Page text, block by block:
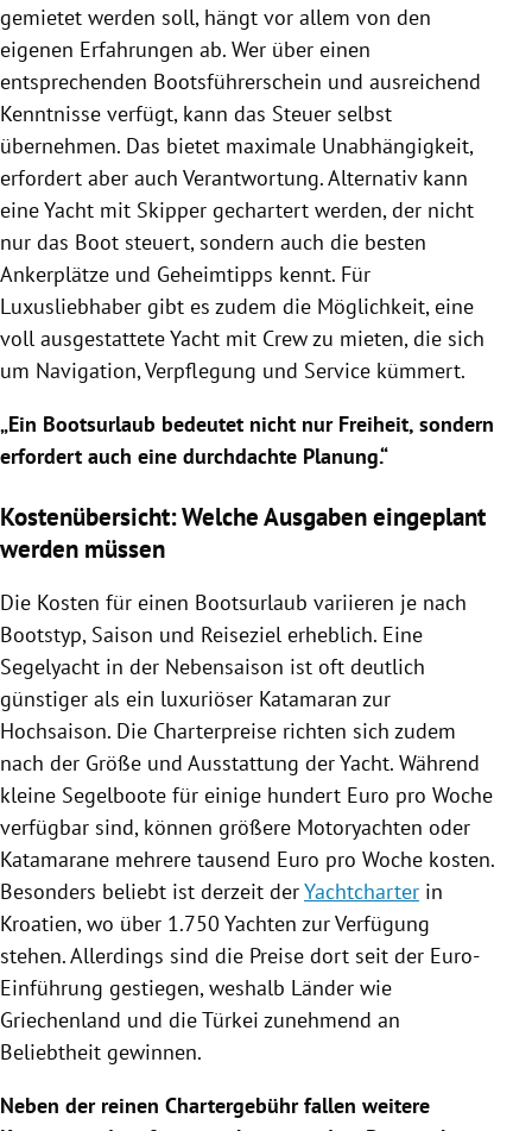
gemietet werden soll, hängt vor allem von den
eigenen Erfahrungen ab. Wer über einen
entsprechenden Bootsführerschein und ausreichend
Kenntnisse verfügt, kann das Steuer selbst
übernehmen. Das bietet maximale Unabhängigkeit,
erfordert aber auch Verantwortung. Alternativ kann
eine Yacht mit Skipper gechartert werden, der nicht
nur das Boot steuert, sondern auch die besten
Ankerplätze und Geheimtipps kennt. Für
Luxusliebhaber gibt es zudem die Möglichkeit, eine
voll ausgestattete Yacht mit Crew zu mieten, die sich
um Navigation, Verpflegung und Service kümmert.
„Ein Bootsurlaub bedeutet nicht nur Freiheit, sondern
erfordert auch eine durchdachte Planung.“
Kostenübersicht: Welche Ausgaben eingeplant
werden müssen
Die Kosten für einen Bootsurlaub variieren je nach
Bootstyp, Saison und Reiseziel erheblich. Eine
Segelyacht in der Nebensaison ist oft deutlich
günstiger als ein luxuriöser Katamaran zur
Hochsaison. Die Charterpreise richten sich zudem
nach der Größe und Ausstattung der Yacht. Während
kleine Segelboote für einige hundert Euro pro Woche
verfügbar sind, können größere Motoryachten oder
Katamarane mehrere tausend Euro pro Woche kosten.
Besonders beliebt ist derzeit derYachtcharter in
Kroatien, wo über 1.750 Yachten zur Verfügung
stehen. Allerdings sind die Preise dort seit der Euro-
Einführung gestiegen, weshalb Länder wie
Griechenland und die Türkei zunehmend an
Beliebtheit gewinnen.
Neben der reinen Chartergebühr fallen weitere